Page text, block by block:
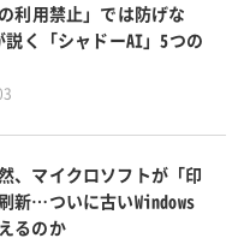
利用禁止」では防げな
く「シャドーAI」5つの
、マイクロソフトが「印
新…ついに古いWindows
るのか